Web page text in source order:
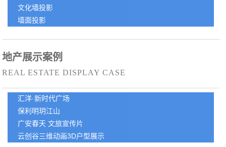
文化墙投影
墙面投影
地产展示案例
REAL ESTATE DISPLAY CASE
汇洋·新时代广场
保利明玥江山
广安春天 文旅宣传片
云创谷三维动画3D户型展示